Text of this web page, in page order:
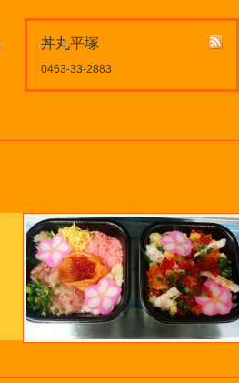
丼丸平塚
0463-33-2883